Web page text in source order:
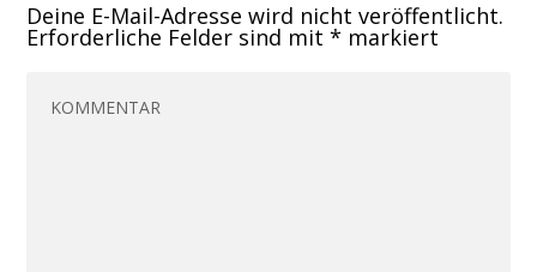
Deine E-Mail-Adresse wird nicht veröffentlicht.
Erforderliche Felder sind mit* markiert